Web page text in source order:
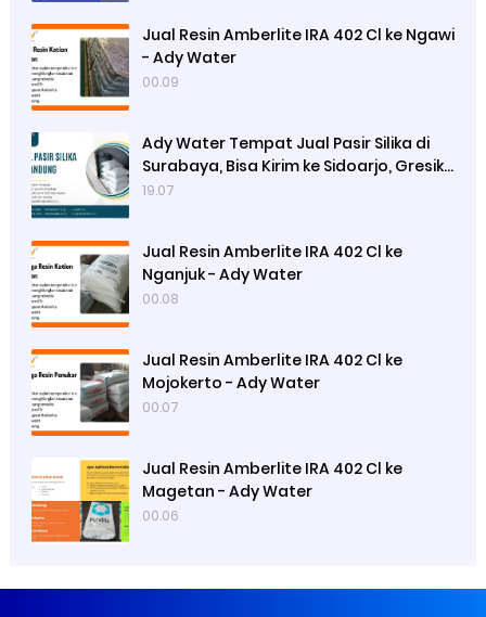
Jual Resin Amberlite IRA 402 Cl ke Ngawi
- Ady Water
00.09
Ady Water Tempat Jual Pasir Silika di
Surabaya, Bisa Kirim ke Sidoarjo, Gresik,
Semarang
19.07
Jual Resin Amberlite IRA 402 Cl ke
Nganjuk - Ady Water
00.08
Jual Resin Amberlite IRA 402 Cl ke
Mojokerto - Ady Water
00.07
Jual Resin Amberlite IRA 402 Cl ke
Magetan - Ady Water
00.06